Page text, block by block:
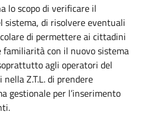
lo scopo di verificare il
di risolvere eventuali
di permettere ai cittadini
con il nuovo sistema
agli operatori del
Z.T.L. di prendere
gestionale per l’inserimento